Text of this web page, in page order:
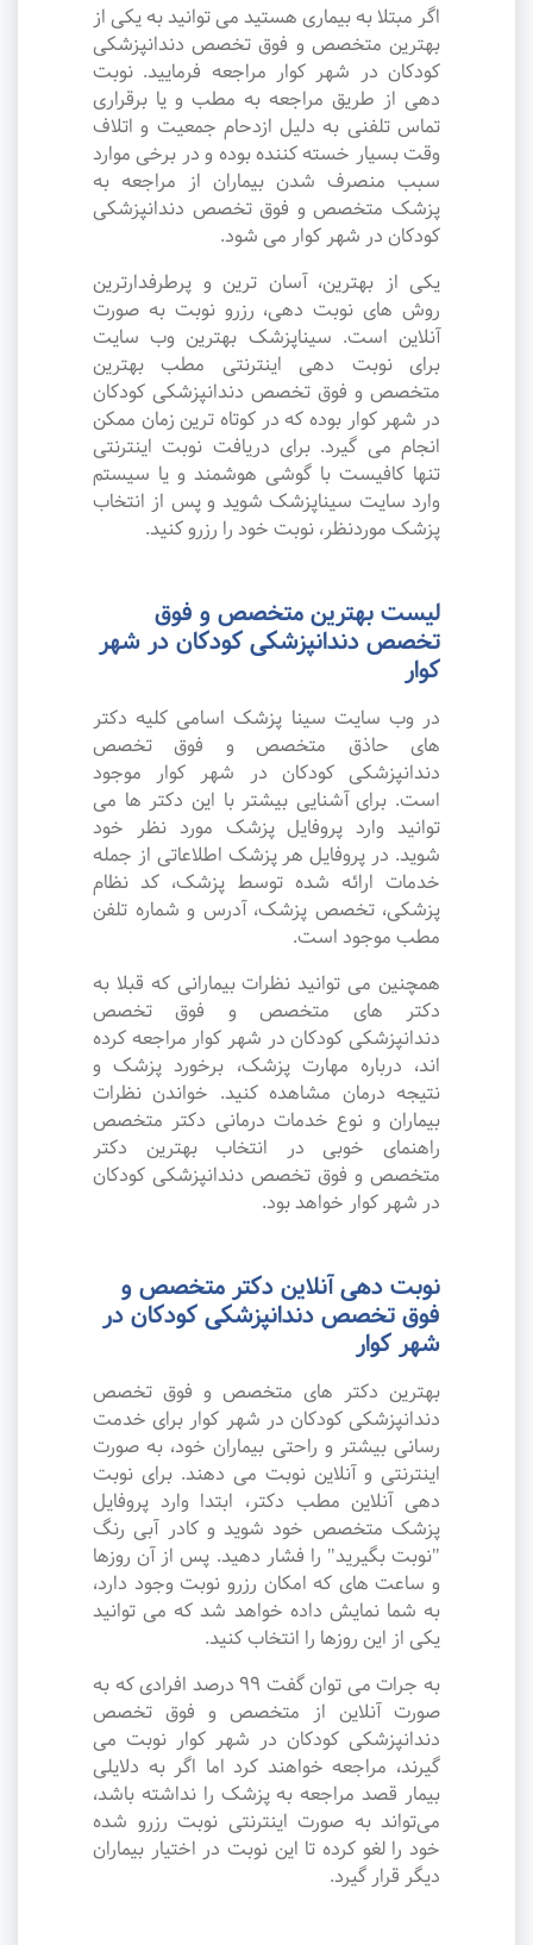
اگر مبتلا به بیماری هستید می توانید به یکی از
بهترین متخصص و فوق تخصص دندانپزشکی
کودکان در شهر کوار مراجعه فرمایید. نوبت
دهی از طریق مراجعه به مطب و یا برقراری
تماس تلفنی به دلیل ازدحام جمعیت و اتلاف
وقت بسیار خسته کننده بوده و در برخی موارد
سبب منصرف شدن بیماران از مراجعه به
پزشک متخصص و فوق تخصص دندانپزشکی
کودکان در شهر کوار می شود.
یکی از بهترین، آسان ترین و پرطرفدارترین
روش های نوبت دهی، رزرو نوبت به صورت
آنلاین است. سیناپزشک بهترین وب سایت
برای نوبت دهی اینترنتی مطب بهترین
متخصص و فوق تخصص دندانپزشکی کودکان
در شهر کوار بوده که در کوتاه ترین زمان ممکن
انجام می گیرد. برای دریافت نوبت اینترنتی
تنها کافیست با گوشی هوشمند و یا سیستم
وارد سایت سیناپزشک شوید و پس از انتخاب
پزشک موردنظر، نوبت خود را رزرو کنید.
لیست بهترین متخصص و فوق
تخصص دندانپزشکی کودکان در شهر
کوار
در وب سایت سینا پزشک اسامی کلیه دکتر
های حاذق متخصص و فوق تخصص
دندانپزشکی کودکان در شهر کوار موجود
است. برای آشنایی بیشتر با این دکتر ها می
توانید وارد پروفایل پزشک مورد نظر خود
شوید. در پروفایل هر پزشک اطلاعاتی از جمله
خدمات ارائه شده توسط پزشک، کد نظام
پزشکی، تخصص پزشک، آدرس و شماره تلفن
مطب موجود است.
همچنین می توانید نظرات بیمارانی که قبلا به
دکتر های متخصص و فوق تخصص
دندانپزشکی کودکان در شهر کوار مراجعه کرده
اند، درباره مهارت پزشک، برخورد پزشک و
نتیجه درمان مشاهده کنید. خواندن نظرات
بیماران و نوع خدمات درمانی دکتر متخصص
راهنمای خوبی در انتخاب بهترین دکتر
متخصص و فوق تخصص دندانپزشکی کودکان
در شهر کوار خواهد بود.
نوبت دهی آنلاین دکتر متخصص و
فوق تخصص دندانپزشکی کودکان در
شهر کوار
بهترین دکتر های متخصص و فوق تخصص
دندانپزشکی کودکان در شهر کوار برای خدمت
رسانی بیشتر و راحتی بیماران خود، به صورت
اینترنتی و آنلاین نوبت می دهند. برای نوبت
دهی آنلاین مطب دکتر، ابتدا وارد پروفایل
پزشک متخصص خود شوید و کادر آبی رنگ
"نوبت بگیرید" را فشار دهید. پس از آن روزها
و ساعت های که امکان رزرو نوبت وجود دارد،
به شما نمایش داده خواهد شد که می توانید
یکی از این روزها را انتخاب کنید.
به جرات می‌ توان گفت ۹۹ درصد افرادی که به
صورت آنلاین از متخصص و فوق تخصص
دندانپزشکی کودکان در شهر کوار نوبت می
گیرند، مراجعه خواهند کرد اما اگر به دلایلی
بیمار قصد مراجعه به پزشک را نداشته باشد،
می‌تواند به صورت اینترنتی نوبت رزرو شده
خود را لغو کرده تا این نوبت در اختیار بیماران
دیگر قرار گیرد.